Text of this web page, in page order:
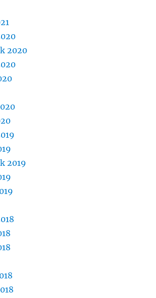
2020
2019